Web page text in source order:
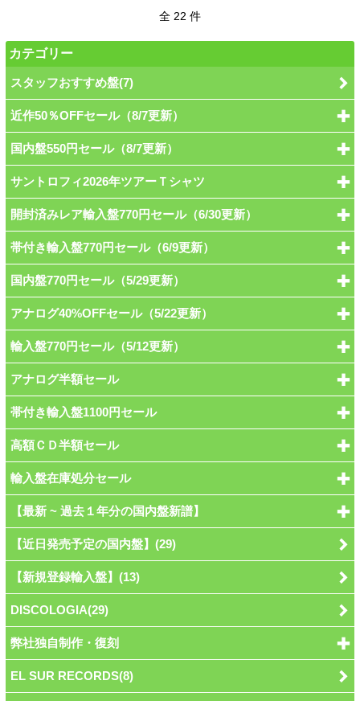
全 22 件
カテゴリー
スタッフおすすめ盤(7)
近作50％OFFセール（8/7更新）
国内盤550円セール（8/7更新）
サントロフィ2026年ツアーＴシャツ
開封済みレア輸入盤770円セール（6/30更新）
帯付き輸入盤770円セール（6/9更新）
国内盤770円セール（5/29更新）
アナログ40%OFFセール（5/22更新）
輸入盤770円セール（5/12更新）
アナログ半額セール
帯付き輸入盤1100円セール
高額ＣＤ半額セール
輸入盤在庫処分セール
【最新 ~ 過去１年分の国内盤新譜】
【近日発売予定の国内盤】(29)
【新規登録輸入盤】(13)
DISCOLOGIA(29)
弊社独自制作・復刻
EL SUR RECORDS(8)